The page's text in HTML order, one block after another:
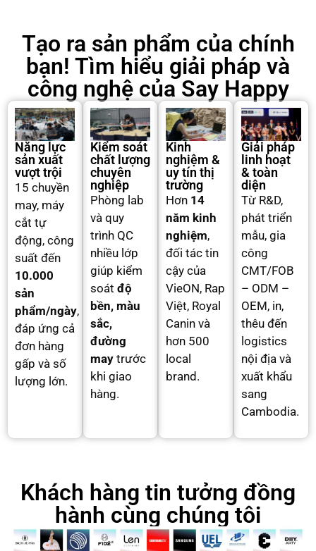
Tạo ra sản phẩm của chính
bạn! Tìm hiểu giải pháp và
công nghệ của Say Happy
Năng lực
sản xuất
vượt trội
15 chuyền
may, máy
cắt tự
động, công
suất đến
10.000
sản
phẩm/ngày,
đáp ứng cả
đơn hàng
gấp và số
lượng lớn.
Kiểm soát
chất lượng
chuyên
nghiệp
Phòng lab
và quy
trình QC
nhiều lớp
giúp kiểm
soát độ
bền, màu
sắc,
đường
may trước
khi giao
hàng.
Kinh
nghiệm &
uy tín thị
trường
Hơn 14
năm kinh
nghiệm,
đối tác tin
cậy của
VieON, Rap
Việt, Royal
Canin và
hơn 500
local
brand.
Giải pháp
linh hoạt
& toàn
diện
Từ R&D,
phát triển
mẫu, gia
công
CMT/FOB
– ODM –
OEM, in,
thêu đến
logistics
nội địa và
xuất khẩu
sang
Cambodia.
Khách hàng tin tưởng đồng
hành cùng chúng tôi